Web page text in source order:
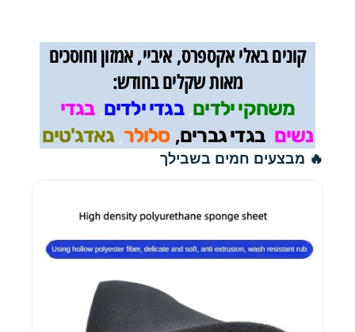
קונים באלי אקספרס, איביי, אמזון וחוסכים
מאות שקלים בחודש:
משחקי ילדים,בגדי ילדים,בגדי
נשים,בגדי גברים, סלולר,גאדג'טים
🔥 מבצעים חמים בשבילך